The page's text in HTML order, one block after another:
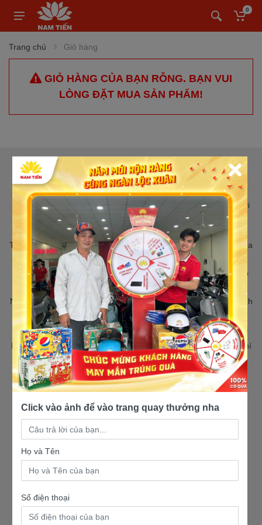
0
Trang chủ Giỏ hàng
GIỎ HÀNG CỦA BẠN RỖNG. BẠN VUI
LÒNG ĐẶT MUA SẢN PHẨM!
CỬA HÀNG XE MÁY NAM TIẾN
Nam Tiến Quận 12 : 21A Đ. Nguyễn Ảnh Thủ, Phường Tân Thới
Hiệp, Thành phố Hồ Chí Minh
Nam Tiến Bình Tân : 463B Nguyễn Thị Tú, Phường Bình Tân,
Thành phố Hồ Chí Minh (Đại lý Yamaha chính hãng ủy nhiệm của
tập đoàn Yamaha Motor Việt Nam)
Nam Tiến Hóc Môn : 385 Đ. Tô Ký, Xã Hóc Môn, Thành phố Hồ
Chí Minh
Nam Tiến Nhơn Trạch: 720 Đ. Hùng Vương, Xã Nhơn Trạch, Tỉnh
Đồng Nai
Nam Tiến Bến Cam: 360 Lý Thái Tổ, Xã Nhơn Trạch, Đồng Nai
Nam Tiến Nhà Bè: 770 Nguyễn Văn Tạo, Xã Hiệp Phước, Hồ Chí
Minh
Nam Tiến Tân Kim: 192 QL50, Xã Cần Giuộc, Tỉnh Tây Ninh
VỀ CHÚNG TÔI
Giới thiệu
Tuyển dụng
Tin tức
Liên hệ
TRỢ GIÚP NHANH
Chính sách đổi/trả
Click vào ảnh để vào trang quay thưởng nha
Họ và Tên
Số điện thoại